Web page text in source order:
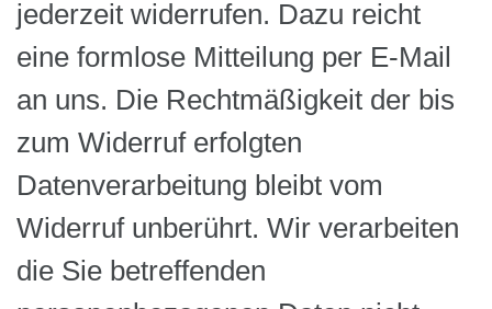
jederzeit widerrufen. Dazu reicht
eine formlose Mitteilung per E-Mail
an uns. Die Rechtmäßigkeit der bis
zum Widerruf erfolgten
Datenverarbeitung bleibt vom
Widerruf unberührt. Wir verarbeiten
die Sie betreffenden